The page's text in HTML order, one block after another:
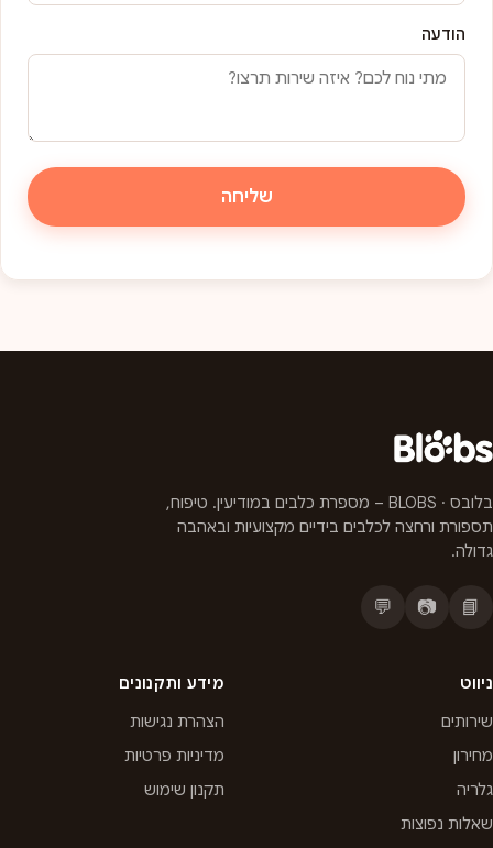
הודעה
שליחה
בלובס · BLOBS – מספרת כלבים במודיעין. טיפוח,
תספורת ורחצה לכלבים בידיים מקצועיות ובאהבה
גדולה.
📘
📷
💬
ניווט
שירותים
מחירון
גלריה
שאלות נפוצות
מידע ותקנונים
הצהרת נגישות
מדיניות פרטיות
תקנון שימוש